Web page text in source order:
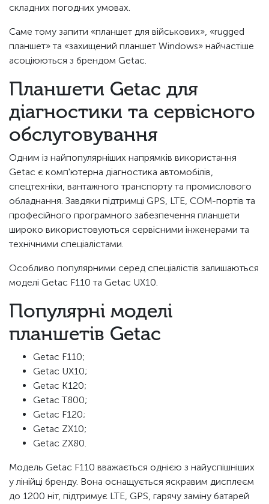
складних погодних умовах.
Саме тому запити «планшет для військових», «rugged
планшет» та «захищений планшет Windows» найчастіше
асоціюються з брендом Getac.
Планшети Getac для
діагностики та сервісного
обслуговування
Одним із найпопулярніших напрямків використання
Getac є комп'ютерна діагностика автомобілів,
спецтехніки, вантажного транспорту та промислового
обладнання. Завдяки підтримці GPS, LTE, COM-портів та
професійного програмного забезпечення планшети
широко використовуються сервісними інженерами та
технічними спеціалістами.
Особливо популярними серед спеціалістів залишаються
моделі Getac F110 та Getac UX10.
Популярні моделі
планшетів Getac
Getac F110;
Getac UX10;
Getac K120;
Getac T800;
Getac F120;
Getac ZX10;
Getac ZX80.
Модель Getac F110 вважається однією з найуспішніших
у лінійці бренду. Вона оснащується яскравим дисплеєм
до 1200 ніт, підтримує LTE, GPS, гарячу заміну батарей